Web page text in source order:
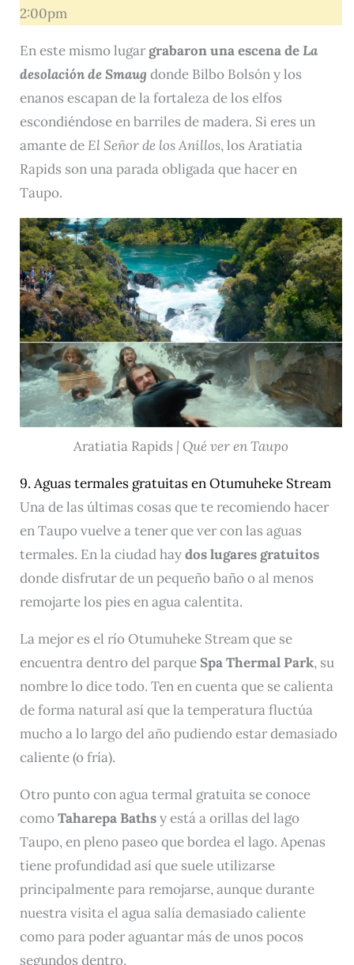
2:00pm
En este mismo lugar grabaron una escena deLa
desolación de Smaug donde Bilbo Bolsón y los
enanos escapan de la fortaleza de los elfos
escondiéndose en barriles de madera. Si eres un
amante de El Señor de los Anillos, los Aratiatia
Rapids son una parada obligada que hacer en
Taupo.
Aratiatia Rapids | Qué ver en Taupo
9. Aguas termales gratuitas en Otumuheke Stream
Una de las últimas cosas que te recomiendo hacer
en Taupo vuelve a tener que ver con las aguas
termales. En la ciudad haydos lugares gratuitos
donde disfrutar de un pequeño baño o al menos
remojarte los pies en agua calentita.
La mejor es el río Otumuheke Stream que se
encuentra dentro del parqueSpa Thermal Park, su
nombre lo dice todo. Ten en cuenta que se calienta
de forma natural así que la temperatura fluctúa
mucho a lo largo del año pudiendo estar demasiado
caliente (o fría).
Otro punto con agua termal gratuita se conoce
comoTaharepa Bathsy está a orillas del lago
Taupo, en pleno paseo que bordea el lago. Apenas
tiene profundidad así que suele utilizarse
principalmente para remojarse, aunque durante
nuestra visita el agua salía demasiado caliente
como para poder aguantar más de unos pocos
segundos dentro.